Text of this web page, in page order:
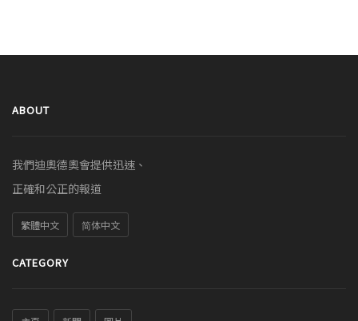
ABOUT
我們迪奧德奧會提供迅速、
正確和公正的報道
繁體中文 简体中文
CATEGORY